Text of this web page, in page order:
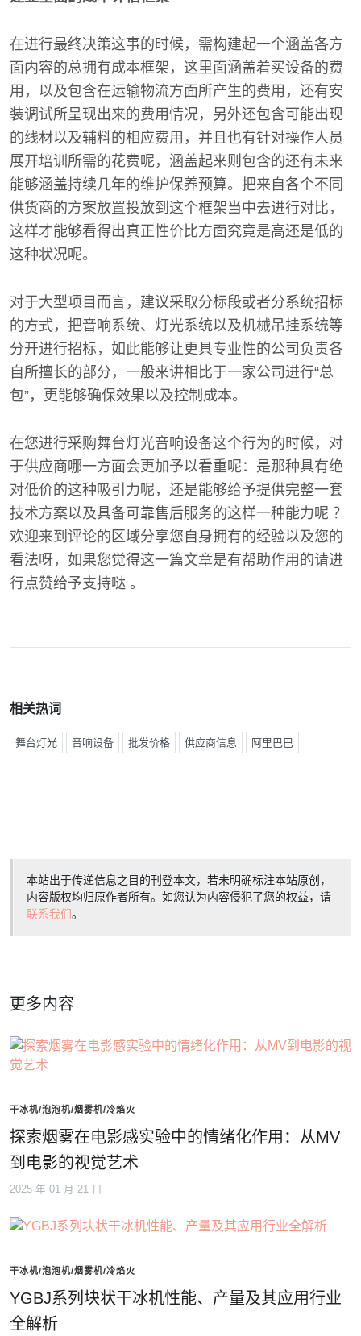
在进行最终决策这事的时候，需构建起一个涵盖各方
面内容的总拥有成本框架，这里面涵盖着买设备的费
用，以及包含在运输物流方面所产生的费用，还有安
装调试所呈现出来的费用情况，另外还包含可能出现
的线材以及辅料的相应费用，并且也有针对操作人员
展开培训所需的花费呢，涵盖起来则包含的还有未来
能够涵盖持续几年的维护保养预算。把来自各个不同
供货商的方案放置投放到这个框架当中去进行对比，
这样才能够看得出真正性价比方面究竟是高还是低的
这种状况呢。
对于大型项目而言，建议采取分标段或者分系统招标
的方式，把音响系统、灯光系统以及机械吊挂系统等
分开进行招标，如此能够让更具专业性的公司负责各
自所擅长的部分，一般来讲相比于一家公司进行“总
包”，更能够确保效果以及控制成本。
在您进行采购舞台灯光音响设备这个行为的时候，对
于供应商哪一方面会更加予以看重呢：是那种具有绝
对低价的这种吸引力呢，还是能够给予提供完整一套
技术方案以及具备可靠售后服务的这样一种能力呢 ？
欢迎来到评论的区域分享您自身拥有的经验以及您的
看法呀，如果您觉得这一篇文章是有帮助作用的请进
行点赞给予支持哒 。
相关热词
舞台灯光 音响设备 批发价格 供应商信息 阿里巴巴
本站出于传递信息之目的刊登本文，若未明确标注本站原创，
内容版权均归原作者所有。如您认为内容侵犯了您的权益，请
联系我们。
更多内容
干冰机/泡泡机/烟雾机/冷焰火
探索烟雾在电影感实验中的情绪化作用：从MV
到电影的视觉艺术
2025 年 01 月 21 日
干冰机/泡泡机/烟雾机/冷焰火
YGBJ系列块状干冰机性能、产量及其应用行业
全解析